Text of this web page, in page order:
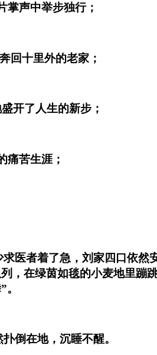
声中举步独行；
回十里外的老家；
开了人生的新步；
苦生涯；
者着了急，刘家四口依然
，在绿茵如毯的小麦地里蹦
倒在地，沉睡不醒。